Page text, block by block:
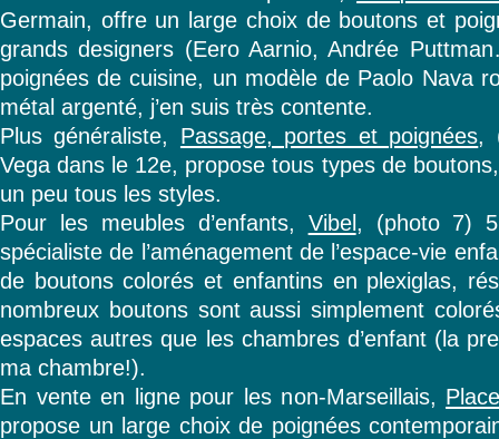
Germain, offre un large choix de boutons et
grands designers (Eero Aarnio, Andrée
poignées de cuisine, un modèle de Paolo Nava
métal argenté, j’en suis très contente.
Plus généraliste, Passage, portes et poignées,
Vega dans le 12e, propose tous types de
un peu tous les styles.
Pour les meubles d’enfants, Vibel, (photo 7)
spécialiste de l’aménagement de l’espace-vie
de boutons colorés et enfantins en plexiglas,
nombreux boutons sont aussi simplement
espaces autres que les chambres d’enfant (la
ma chambre!).
En vente en ligne pour les non-Marseillais,
propose un large choix de poignées